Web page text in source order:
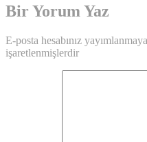
Bir Yorum Yaz
E-posta hesabınız
işaretlenmişlerdir